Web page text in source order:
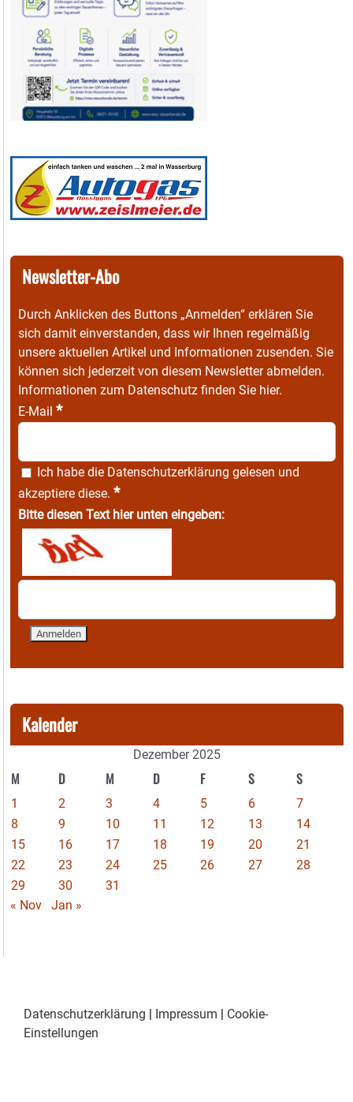
Newsletter-Abo
Durch Anklicken des Buttons „Anmelden“ erklären Sie
sich damit einverstanden, dass wir Ihnen regelmäßig
unsere aktuellen Artikel und Informationen zusenden. Sie
können sich jederzeit von diesem Newsletter abmelden.
Informationen zum Datenschutz finden Sie hier.
E-Mail *
Ich habe die Datenschutzerklärung gelesen und
akzeptiere diese. *
Bitte diesen Text hier unten eingeben:
Kalender
Dezember 2025
M D M D F S S
1 2 3 4 5 6
7
8
9 10 11 12 13
14
15
16 17 18 19 20
21
22
23 24 25 26 27
28
29
30
31
« Nov
Jan »
Datenschutzerklärung | Impressum | Cookie-
Einstellungen